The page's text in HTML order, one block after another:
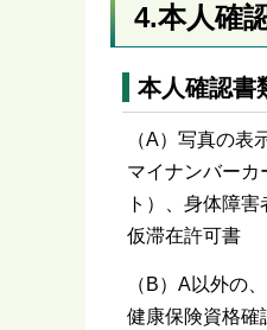
4.本人確
本人確認書
（A）写真の表
マイナンバー
ト）、身体障
仮滞在許可書
（B）A以外の
健康保険資格確